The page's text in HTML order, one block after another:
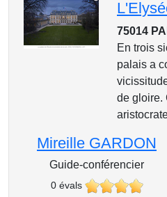
75014
En trois
palais a
de gloire.
Mireille GARDON
Guide-conférencier
0 évals